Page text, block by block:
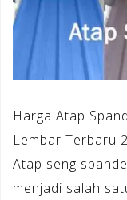
Harga Atap
Lembar Terbaru
Atap seng
menjadi salah